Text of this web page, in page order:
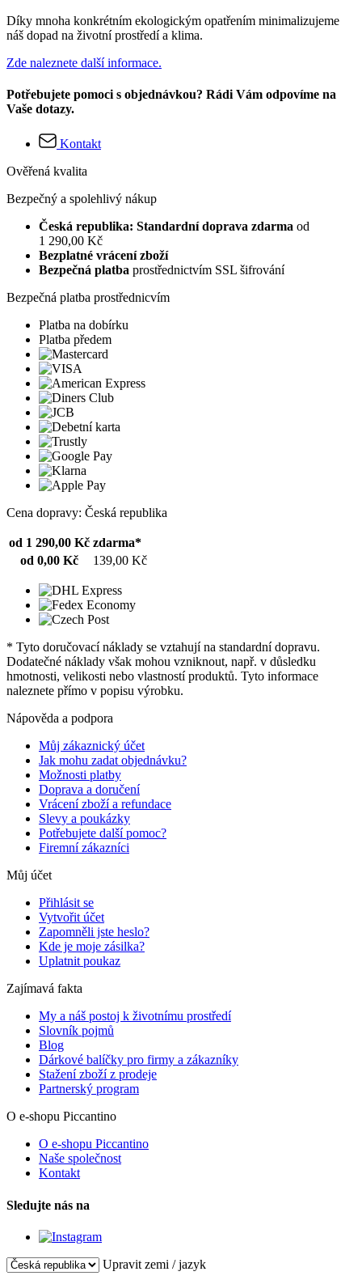
Díky mnoha konkrétním ekologickým opatřením minimalizujeme
náš dopad na životní prostředí a klima.
Zde naleznete další informace.
Potřebujete pomoci s objednávkou? Rádi Vám odpovíme na
Vaše dotazy.
Kontakt
Ověřená kvalita
Bezpečný a spolehlivý nákup
Česká republika: Standardní doprava zdarma od
1 290,00 Kč
Bezplatné vrácení zboží
Bezpečná platba prostřednictvím SSL šifrování
Bezpečná platba prostřednicvím
Platba na dobírku
Platba předem
Cena dopravy: Česká republika
od 1 290,00 Kč zdarma*
od 0,00 Kč
139,00 Kč
* Tyto doručovací náklady se vztahují na standardní dopravu.
Dodatečné náklady však mohou vzniknout, např. v důsledku
hmotnosti, velikosti nebo vlastností produktů. Tyto informace
naleznete přímo v popisu výrobku.
Nápověda a podpora
Můj zákaznický účet
Jak mohu zadat objednávku?
Možnosti platby
Doprava a doručení
Vrácení zboží a refundace
Slevy a poukázky
Potřebujete další pomoc?
Firemní zákazníci
Můj účet
Přihlásit se
Vytvořit účet
Zapomněli jste heslo?
Kde je moje zásilka?
Uplatnit poukaz
Zajímavá fakta
My a náš postoj k životnímu prostředí
Slovník pojmů
Blog
Dárkové balíčky pro firmy a zákazníky
Stažení zboží z prodeje
Partnerský program
O e-shopu Piccantino
O e-shopu Piccantino
Naše společnost
Kontakt
Sledujte nás na
Upravit zemi / jazyk